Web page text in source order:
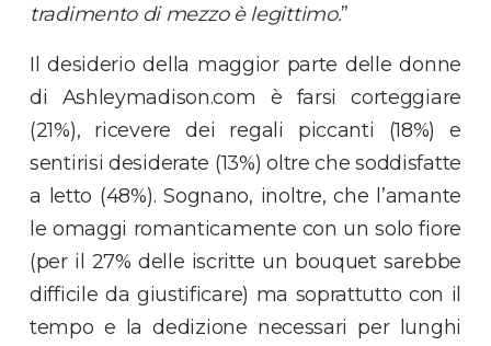
tradimento di mezzo è legittimo.”
Il desiderio della maggior parte delle donne
di Ashleymadison.com è farsi corteggiare
(21%), ricevere dei regali piccanti (18%) e
sentirisi desiderate (13%) oltre che soddisfatte
a letto (48%). Sognano, inoltre, che l’amante
le omaggi romanticamente con un solo fiore
(per il 27% delle iscritte un bouquet sarebbe
difficile da giustificare) ma soprattutto con il
tempo e la dedizione necessari per lunghi